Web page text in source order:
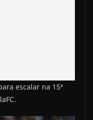
escalar na 15ª